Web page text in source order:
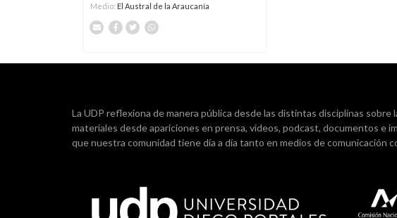
Medio: El Austral de la Araucanía
La UDP reflexiona de manera pública desde las distintas disciplinas sobre
materiales desde apariciones en prensa, videos, podcast, documentos e
que nuestra comunidad tiene día a día tanto en medios de comunicación